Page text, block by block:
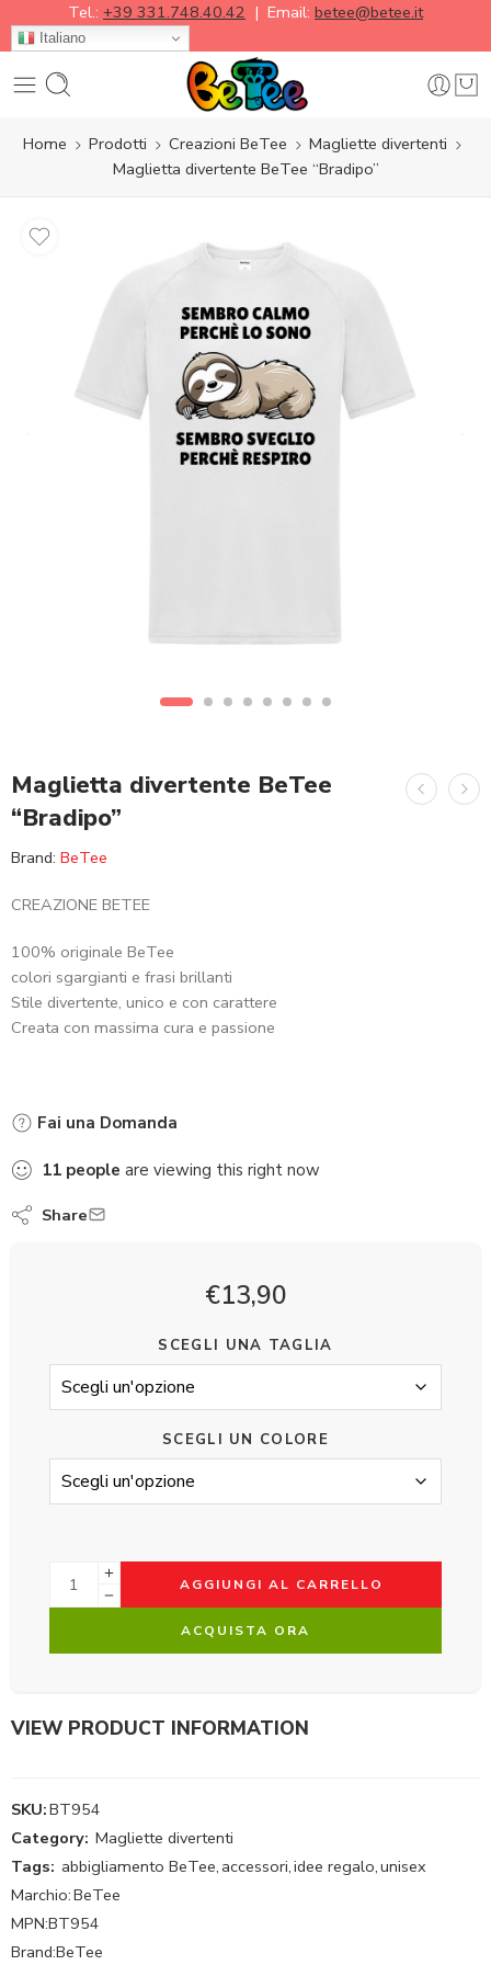
Tel.: +39 331.748.40.42 | Email: betee@betee.it
Italiano
Home Prodotti Creazioni BeTee
Magliette divertenti
Maglietta divertente BeTee “Bradipo”
Maglietta divertente BeTee
“Bradipo”
Brand: BeTee
CREAZIONE BETEE
100% originale BeTee
colori sgargianti e frasi brillanti
Stile divertente, unico e con carattere
Creata con massima cura e passione
Fai una Domanda
11 people are viewing this right now
Share
€13,90
SCEGLI UNA TAGLIA
SCEGLI UN COLORE
AGGIUNGI AL CARRELLO
ACQUISTA ORA
VIEW PRODUCT INFORMATION
SKU:BT954
Category: Magliette divertenti
Tags: abbigliamento BeTee, accessori,idee regalo,unisex
Marchio:BeTee
MPN:BT954
Brand:BeTee